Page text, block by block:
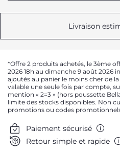
Livraison
*Offre 2 produits achetés, le 3ème
2026 18h au dimanche 9 août 2026
ajoutés au panier le moins cher de
valable une seule fois par compte,
mention « 2=3 » (hors poussette
limite des stocks disponibles. Non
promotions ou codes
Paiement sécurisé
Retour simple et rapide